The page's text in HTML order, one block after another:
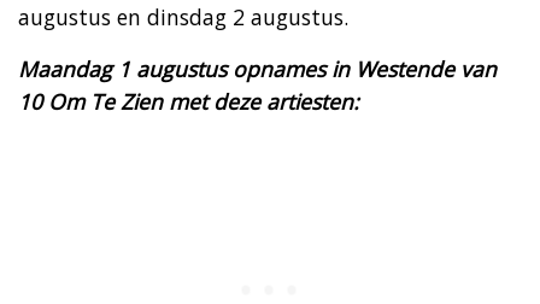
augustus en dinsdag 2 augustus.
Maandag 1 augustus opnames in Westende van
10 Om Te Zien met deze artiesten: